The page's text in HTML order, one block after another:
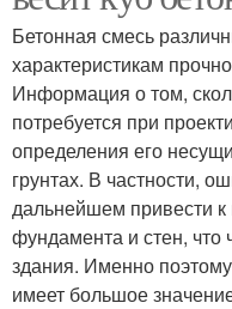
Бетонная смесь
характеристикам
Информация о том,
потребуется при
определения его
грунтах. В частности,
дальнейшем привести
фундамента и стен,
здания. Именно
имеет большое